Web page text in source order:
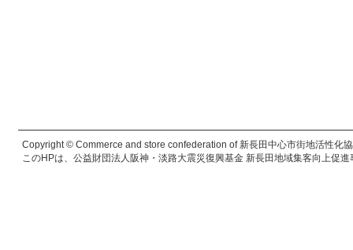
Copyright © Commerce and store confederation of 新長田中心市街地活性化
このHPは、公益財団法人阪神・淡路大震災復興基金 新長田地域集客向上促